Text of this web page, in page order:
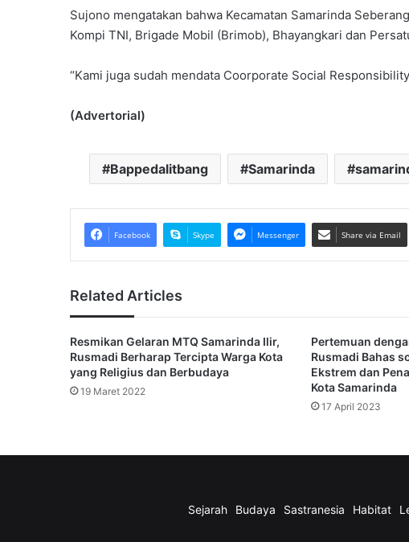
Sujono mengatakan bahwa Kecamatan Samarinda
Kompi TNI, Brigade Mobil (Brimob), Bhayangkari dan
“Kami juga sudah mendata Coorporate Social
(Advertorial)
Bappedalitbang Samarinda
Facebook Skype Messenger Share via Email
Related Articles
Resmikan Gelaran MTQ Samarinda Ilir,
Rusmadi Berharap Tercipta Warga Kota
yang Religius dan Berbudaya
19 Maret 2022
Pertemuan
Rusmadi Bahas
Ekstrem dan
Kota Samarinda
17 April 2023
Sejarah Budaya Sastranesia Habitat